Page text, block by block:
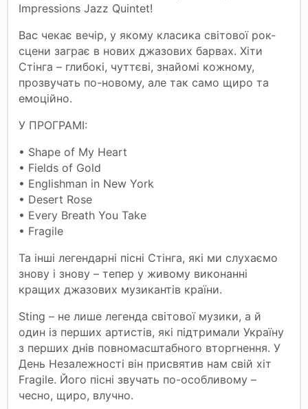
Impressions Jazz Quintet!
Вас чекає вечір, у якому класика світової рок-
сцени заграє в нових джазових барвах. Хіти
Стінга – глибокі, чуттєві, знайомі кожному,
прозвучать по-новому, але так само щиро та
емоційно.
У ПРОГРАМІ:
• Shape of My Heart
• Fields of Gold
• Englishman in New York
• Desert Rose
• Every Breath You Take
• Fragile
Та інші легендарні пісні Стінга, які ми слухаємо
знову і знову – тепер у живому виконанні
кращих джазових музикантів країни.
Sting – не лише легенда світової музики, а й
один із перших артистів, які підтримали Україну
з перших днів повномасштабного вторгнення. У
День Незалежності він присвятив нам свій хіт
Fragile. Його пісні звучать по-особливому –
чесно, щиро, влучно.